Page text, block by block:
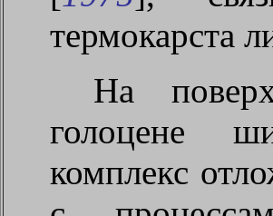
термокарста
На
голоцене
комплекс